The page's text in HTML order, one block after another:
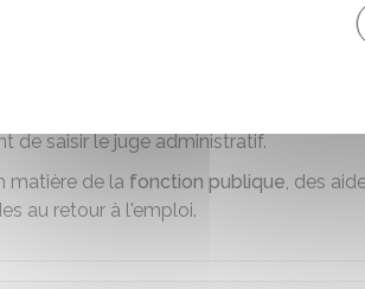
que vous contestez indique
il est obligatoire de recourir d'abord à la
de saisir le juge administratif.
matière de la fonction publique, des
au retour à l'emploi.